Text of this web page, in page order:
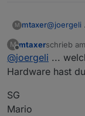
M mtaxer@joergeli
SG
Mario
M
Offline
mtaxerschrieb am
zuletzt
@joergeli ...
Hardware hast
SG
Mario